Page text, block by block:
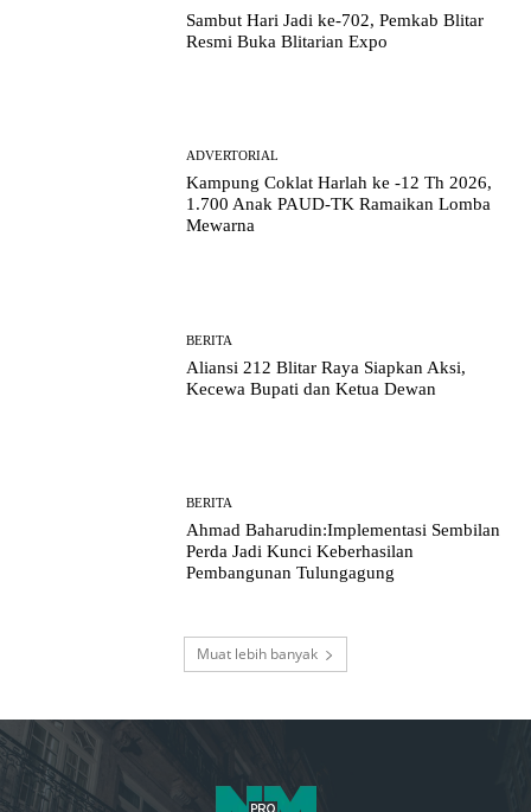
Sambut Hari Jadi ke-702, Pemkab Blitar
Resmi Buka Blitarian Expo
ADVERTORIAL
Kampung Coklat Harlah ke -12 Th 2026,
1.700 Anak PAUD-TK Ramaikan Lomba
Mewarna
BERITA
Aliansi 212 Blitar Raya Siapkan Aksi,
Kecewa Bupati dan Ketua Dewan
BERITA
Ahmad Baharudin:Implementasi Sembilan
Perda Jadi Kunci Keberhasilan
Pembangunan Tulungagung
Muat lebih banyak